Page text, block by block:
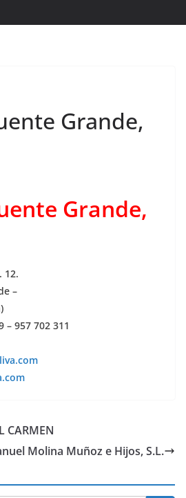
Grande,
Grande,
12.
–
– 957 702 311
CARMEN
Molina Muñoz e Hijos, S.L.